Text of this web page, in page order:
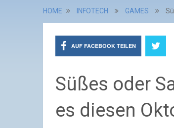
HOME INFOTECH GAMES
AUF FACEBOOK TEILEN
Süßes oder
es diesen